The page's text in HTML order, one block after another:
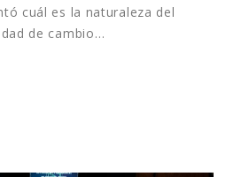
cuál es la naturaleza del
de cambio…